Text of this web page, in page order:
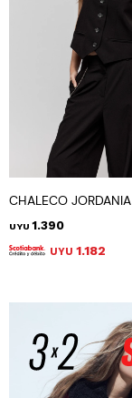
CHALECO JORDANIA
UYU 1.390
UYU 1.182